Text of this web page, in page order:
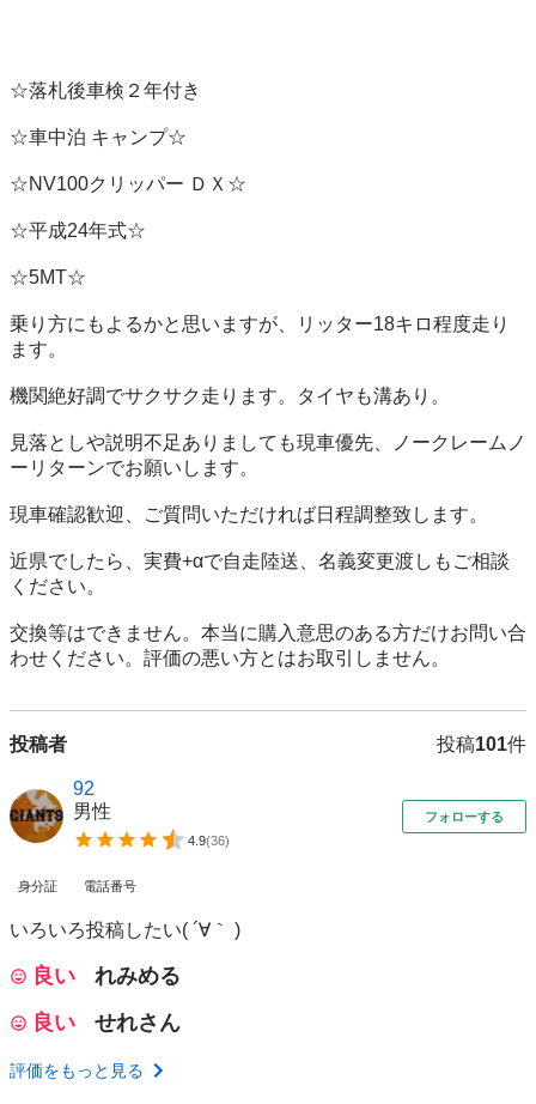
☆落札後車検２年付き
☆車中泊 キャンプ☆
☆NV100クリッパー ＤＸ☆
☆平成24年式☆
☆5MT☆
乗り方にもよるかと思いますが、リッター18キロ程度走り
ます。
機関絶好調でサクサク走ります。タイヤも溝あり。
見落としや説明不足ありましても現車優先、ノークレームノ
ーリターンでお願いします。
現車確認歓迎、ご質問いただければ日程調整致します。
近県でしたら、実費+αで自走陸送、名義変更渡しもご相談
ください。
交換等はできません。本当に購入意思のある方だけお問い合
わせください。評価の悪い方とはお取引しません。
投稿者 投稿101件
92
男性
4.9(36)
フォローする
身分証 電話番号
いろいろ投稿したい( ´∀｀ )
良い
れみめる
良い
せれさん
評価をもっと見る